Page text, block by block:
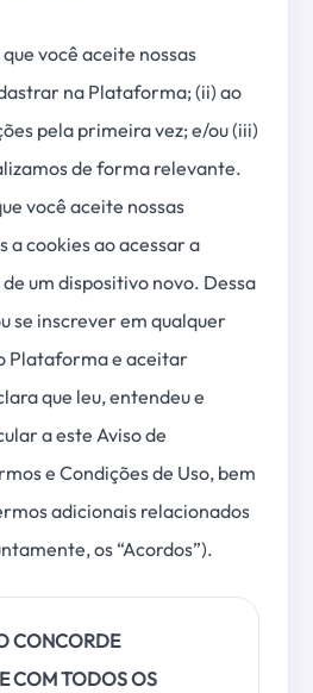
você aceite nossas
na Plataforma; (ii) ao
pela primeira vez; e/ou (iii)
de forma relevante.
você aceite nossas
a cookies ao acessar a
um dispositivo novo. Dessa
se inscrever em qualquer
Plataforma e aceitar
que leu, entendeu e
a este Aviso de
e Condições de Uso, bem
adicionais relacionados
os “Acordos”).
CONCORDE
COM TODOS OS